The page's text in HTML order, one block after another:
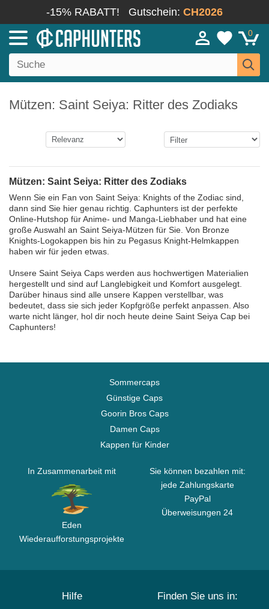
-15% RABATT! Gutschein: CH2026
0
Mützen: Saint Seiya: Ritter des Zodiaks
Mützen: Saint Seiya: Ritter des Zodiaks
Wenn Sie ein Fan von Saint Seiya: Knights of the Zodiac sind,
dann sind Sie hier genau richtig. Caphunters ist der perfekte
Online-Hutshop für Anime- und Manga-Liebhaber und hat eine
große Auswahl an Saint Seiya-Mützen für Sie. Von Bronze
Knights-Logokappen bis hin zu Pegasus Knight-Helmkappen
haben wir für jeden etwas.
Unsere Saint Seiya Caps werden aus hochwertigen Materialien
hergestellt und sind auf Langlebigkeit und Komfort ausgelegt.
Darüber hinaus sind alle unsere Kappen verstellbar, was
bedeutet, dass sie sich jeder Kopfgröße perfekt anpassen. Also
warte nicht länger, hol dir noch heute deine Saint Seiya Cap bei
Caphunters!
Sommercaps
Günstige Caps
Goorin Bros Caps
Damen Caps
Kappen für Kinder
In Zusammenarbeit mit
Eden
Wiederaufforstungsprojekte
Sie können bezahlen mit:
jede Zahlungskarte
PayPal
Überweisungen 24
Hilfe Finden Sie uns in: